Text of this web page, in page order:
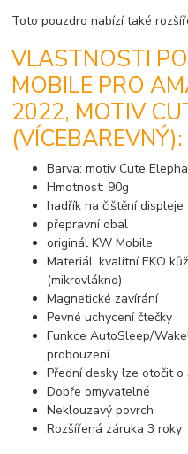
Toto pouzdro nabízí také
VLASTNOSTI
MOBILE PRO
2022, MOTIV
(VÍCEBAREVNÝ):
Barva: motiv Cute
Hmotnost: 90g
hadřík na čištění displeje
přepravní obal
originál KW Mobile
Materiál: kvalitní EKO
(mikrovlákno)
Magnetické zavírání
Pevné uchycení čtečky
Funkce AutoSleep/
probouzení
Přední desky lze otočit o
Dobře omyvatelné
Neklouzavý povrch
Rozšířená záruka 3 roky